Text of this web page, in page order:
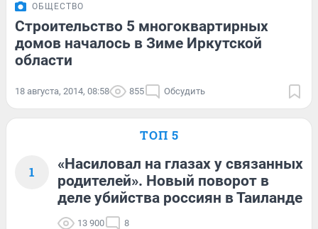
ОБЩЕСТВО
Строительство 5 многоквартирных
домов началось в Зиме Иркутской
области
18 августа, 2014, 08:58 855 Обсудить
ТОП 5
1
«Насиловал на глазах у связанных
родителей». Новый поворот в
деле убийства россиян в Таиланде
13 900 8